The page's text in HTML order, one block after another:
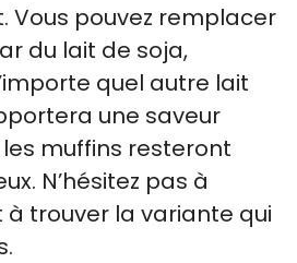
Vous pouvez remplacer
du lait de soja,
quel autre lait
une saveur
muffins resteront
N’hésitez pas à
trouver la variante qui